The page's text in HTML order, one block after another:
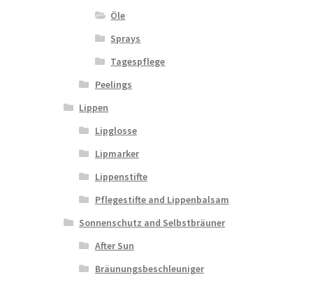
Öle
Sprays
Tagespflege
Peelings
Lippen
Lipglosse
Lipmarker
Lippenstifte
Pflegestifte and Lippenbalsam
Sonnenschutz and Selbstbräuner
After Sun
Bräunungsbeschleuniger